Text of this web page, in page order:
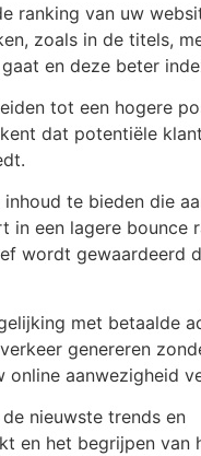
ranking van uw
zoals in de titels,
en deze beter
tot een hogere
dat potentiële
te bieden die
in een lagere bounce
wordt gewaardeerd
met betaalde
genereren
aanwezigheid
nieuwste trends en
en het begrijpen van